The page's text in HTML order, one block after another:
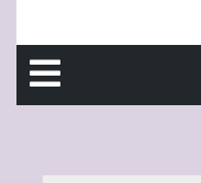
Άνοιγμα